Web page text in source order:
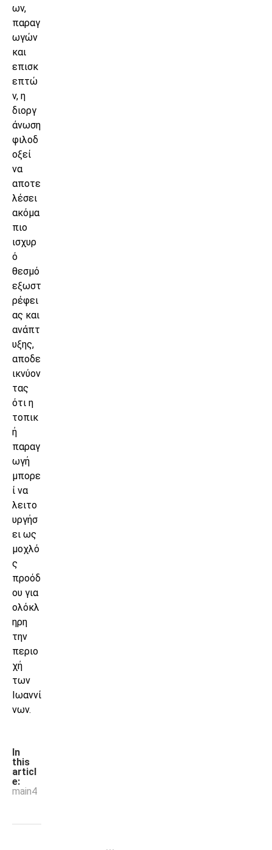
ων,
παραγ
ωγών
και
επισκ
επτώ
ν, η
διοργ
άνωση
φιλοδ
οξεί
να
αποτε
λέσει
ακόμα
πιο
ισχυρ
ό
θεσμό
εξωστ
ρέφει
ας και
ανάπτ
υξης,
αποδε
ικνύον
τας
ότι η
τοπικ
ή
παραγ
ωγή
μπορε
ί να
λειτο
υργήσ
ει ως
μοχλό
ς
προόδ
ου για
ολόκλ
ηρη
την
περιο
χή
των
Ιωαννί
νων.
In
this
articl
e:
main4